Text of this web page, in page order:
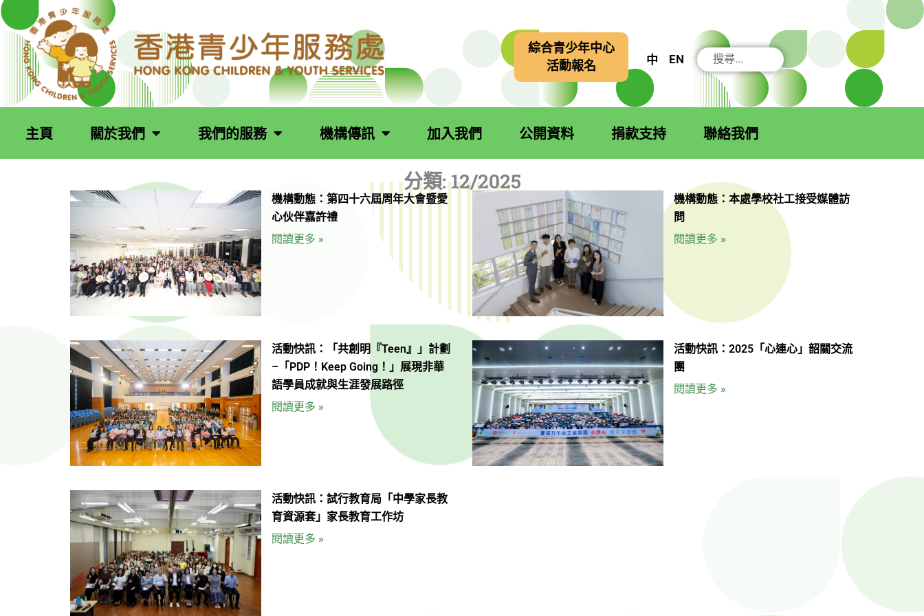
跳
至
綜合青少年中心
活動報名
中 EN
搜
尋
主頁 關於我們 我們的服務 機構傳訊 加入我們 公開資料 捐款支持 聯絡我們
分類:12/2025
機構動態：第四十六屆周年大會暨愛
心伙伴嘉許禮
閱讀更多 »
機構動態：本處學校社工接受媒體訪
問
閱讀更多 »
活動快訊：「共創明『Teen』」計劃
–「PDP！Keep Going！」展現非華
語學員成就與生涯發展路徑
閱讀更多 »
活動快訊：2025「心連心」韶關交流
團
閱讀更多 »
活動快訊：試行教育局「中學家長教
育資源套」家長教育工作坊
閱讀更多 »